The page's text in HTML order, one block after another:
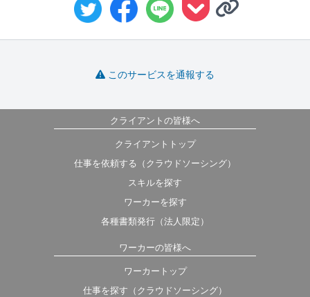
このサービスを通報する
クライアントの皆様へ
クライアントトップ
仕事を依頼する（クラウドソーシング）
スキルを探す
ワーカーを探す
各種書類発行（法人限定）
ワーカーの皆様へ
ワーカートップ
仕事を探す（クラウドソーシング）